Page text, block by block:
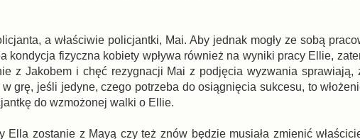
a właściwie policjantki, Mai. Aby jednak mogły ze sobą
kondycja fizyczna kobiety wpływa również na wyniki pracy Ellie,
z Jakobem i chęć rezygnacji Mai z podjęcia wyzwania sprawiają,
grę, jeśli jedyne, czego potrzeba do osiągnięcia sukcesu, to
do wzmożonej walki o Ellie.
Ella zostanie z Mayą czy też znów będzie musiała zmienić